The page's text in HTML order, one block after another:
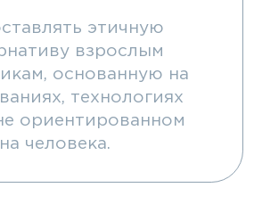
этичную
взрослым
основанную на
технологиях
ориентированном
на человека.